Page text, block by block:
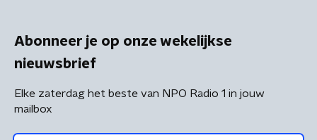
Abonneer je op onze wekelijkse
nieuwsbrief
Elke zaterdag het beste van NPO Radio 1 in jouw
mailbox